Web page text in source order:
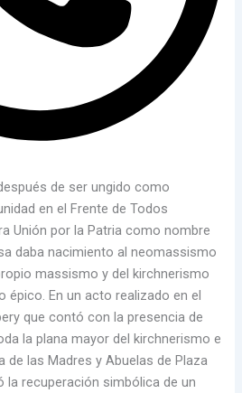
de ser ungido como
en el Frente de Todos
Unión por la Patria como nombre
daba nacimiento al neomassismo
massismo y del kirchnerismo
En un acto realizado en el
que contó con la presencia de
la plana mayor del kirchnerismo e
de las Madres y Abuelas de Plaza
la recuperación simbólica de un